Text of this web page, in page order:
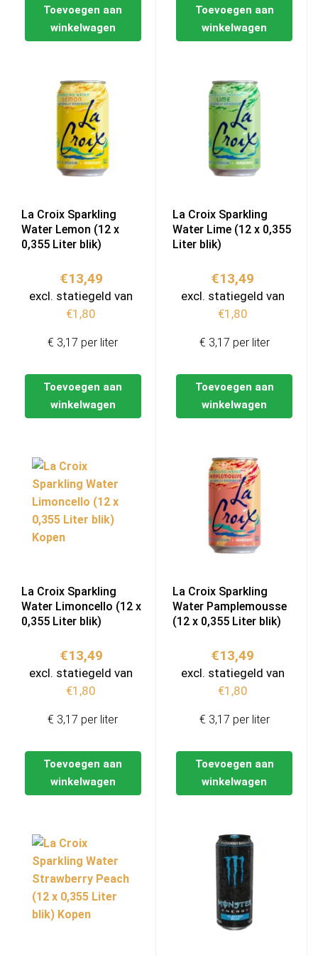
Toevoegen aan
winkelwagen
Toevoegen aan
winkelwagen
La Croix Sparkling
Water Lemon (12 x
0,355 Liter blik)
€13,49
excl. statiegeld van
€1,80
Toevoegen aan
winkelwagen
€ 3,17 per liter
La Croix Sparkling
Water Lime (12 x 0,355
Liter blik)
€13,49
excl. statiegeld van
€1,80
Toevoegen aan
winkelwagen
€ 3,17 per liter
La Croix Sparkling
Water Limoncello (12 x
0,355 Liter blik)
€13,49
excl. statiegeld van
€1,80
Toevoegen aan
winkelwagen
€ 3,17 per liter
La Croix Sparkling
Water Pamplemousse
(12 x 0,355 Liter blik)
€13,49
excl. statiegeld van
€1,80
Toevoegen aan
winkelwagen
€ 3,17 per liter